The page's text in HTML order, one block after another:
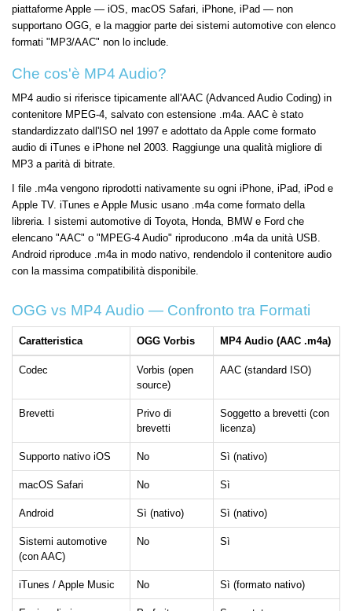
piattaforme Apple — iOS, macOS Safari, iPhone, iPad — non
supportano OGG, e la maggior parte dei sistemi automotive con elenco
formati "MP3/AAC" non lo include.
Che cos'è MP4 Audio?
MP4 audio si riferisce tipicamente all'AAC (Advanced Audio Coding) in
contenitore MPEG-4, salvato con estensione .m4a. AAC è stato
standardizzato dall'ISO nel 1997 e adottato da Apple come formato
audio di iTunes e iPhone nel 2003. Raggiunge una qualità migliore di
MP3 a parità di bitrate.
I file .m4a vengono riprodotti nativamente su ogni iPhone, iPad, iPod e
Apple TV. iTunes e Apple Music usano .m4a come formato della
libreria. I sistemi automotive di Toyota, Honda, BMW e Ford che
elencano "AAC" o "MPEG-4 Audio" riproducono .m4a da unità USB.
Android riproduce .m4a in modo nativo, rendendolo il contenitore audio
con la massima compatibilità disponibile.
OGG vs MP4 Audio — Confronto tra Formati
Caratteristica OGG Vorbis MP4 Audio (AAC .m4a)
Codec
Vorbis (open
source)
AAC (standard ISO)
Brevetti
Privo di
brevetti
Soggetto a brevetti (con
licenza)
Supporto nativo iOS No Sì (nativo)
macOS Safari No Sì
Android Sì (nativo) Sì (nativo)
Sistemi automotive
(con AAC)
No Sì
iTunes / Apple Music No Sì (formato nativo)